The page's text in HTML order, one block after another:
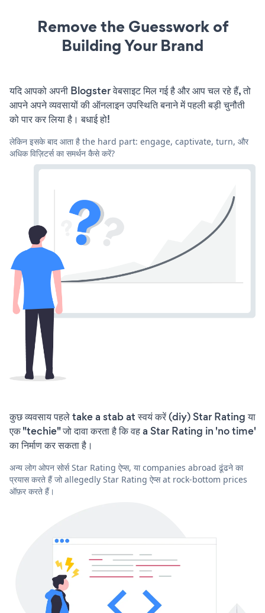
Remove the Guesswork of
Building Your Brand
यदि आपको अपनी Blogster वेबसाइट मिल गई है और आप चल रहे हैं, तो
आपने अपने व्यवसायों की ऑनलाइन उपस्थिति बनाने में पहली बड़ी चुनौती
को पार कर लिया है। बधाई हो!
लेकिन इसके बाद आता है the hard part: engage, captivate, turn, और
अधिक विज़िटर्स का समर्थन कैसे करें?
कुछ व्यवसाय पहले take a stab at स्वयं करें (diy) Star Rating या
एक "techie" जो दावा करता है कि वह a Star Rating in 'no time'
का निर्माण कर सकता है।
अन्य लोग ओपन सोर्स Star Rating ऐप्स, या companies abroad ढूंढने का
प्रयास करते हैं जो allegedly Star Rating ऐप्स at rock-bottom prices
ऑफ़र करते हैं।